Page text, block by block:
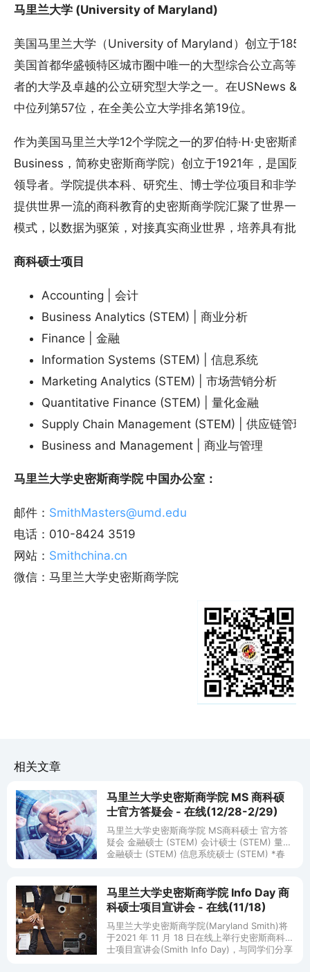
马里兰大学 (University of Maryland)
美国马里兰大学（University of Maryland）创立于
美国首都华盛顿特区城市圈中唯一的大型综合公立高等
者的大学及卓越的公立研究型大学之一。在USNews &
中位列第57位，在全美公立大学排名第19位。
作为美国马里兰大学12个学院之一的罗伯特·H·史密斯
Business，简称史密斯商学院）创立于1921年，是国际
领导者。学院提供本科、研究生、博士学位项目和非学
提供世界一流的商科教育的史密斯商学院汇聚了世界一
模式，以数据为驱策，对接真实商业世界，培养具有批
商科硕士项目
Accounting | 会计
Business Analytics (STEM) | 商业分析
Finance | 金融
Information Systems (STEM) | 信息系统
Marketing Analytics (STEM) | 市场营销分析
Quantitative Finance (STEM) | 量化金融
Supply Chain Management (STEM) | 供应链管理
Business and Management | 商业与管理
马里兰大学史密斯商学院 中国办公室：
邮件： SmithMasters@umd.edu
电话：010-8424 3519
网站： Smithchina.cn
微信：马里兰大学史密斯商学院
相关文章
马里兰大学史密斯商学院 MS 商科硕
士官方答疑会 - 在线(12/28-2/29)
马里兰大学史密斯商学院 MS商科硕士 官方答
疑会 金融硕士 (STEM) 会计硕士 (STEM) 量化
金融硕士 (STEM) 信息系统硕士 (STEM) *春
马里兰大学史密斯商学院 Info Day 商
科硕士项目宣讲会 - 在线(11/18)
马里兰大学史密斯商学院(Maryland Smith)将
于2021 年 11 月 18 日在线上举行史密斯商科硕
士项目宣讲会(Smith Info Day)，与同学们分享